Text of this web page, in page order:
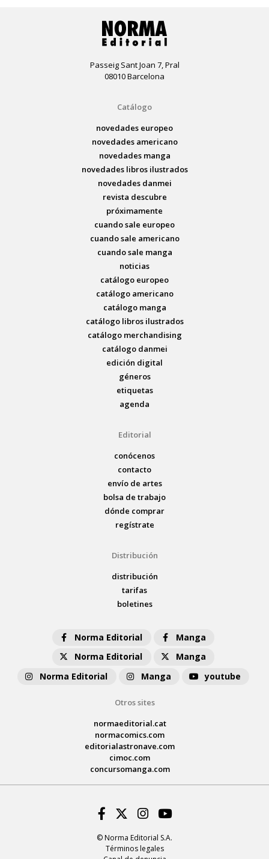
Passeig Sant Joan 7, Pral
08010 Barcelona
Catálogo
novedades europeo
novedades americano
novedades manga
novedades libros ilustrados
novedades danmei
revista descubre
próximamente
cuando sale europeo
cuando sale americano
cuando sale manga
noticias
catálogo europeo
catálogo americano
catálogo manga
catálogo libros ilustrados
catálogo merchandising
catálogo danmei
edición digital
géneros
etiquetas
agenda
Editorial
conócenos
contacto
envío de artes
bolsa de trabajo
dónde comprar
regístrate
Distribución
distribución
tarifas
boletines
Norma Editorial
Manga
Norma Editorial
Manga
Norma Editorial
Manga youtube
Otros sites
normaeditorial.cat
normacomics.com
editorialastronave.com
cimoc.com
concursomanga.com
© Norma Editorial S.A.
Términos legales
Facebook
Twitter
Instagram
Youtube